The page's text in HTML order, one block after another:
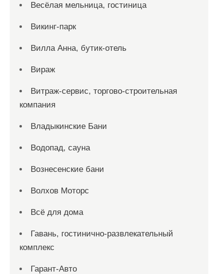
Весёлая мельница, гостиница
Викинг-парк
Вилла Анна, бутик-отель
Вираж
Витраж-сервис, торгово-строительная
компания
Владыкинские Бани
Водопад, сауна
Вознесенские бани
Волхов Моторс
Всё для дома
Гавань, гостинично-развлекательный
комплекс
Гарант-Авто